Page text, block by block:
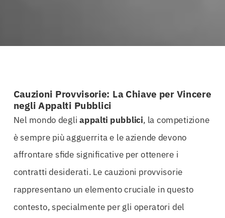
Cauzioni Provvisorie: La Chiave per Vincere
negli Appalti Pubblici
Nel mondo degliappalti pubblici, la competizione
è sempre più agguerrita e le aziende devono
affrontare sfide significative per ottenere i
contratti desiderati. Le cauzioni provvisorie
rappresentano un elemento cruciale in questo
contesto, specialmente per gli operatori del